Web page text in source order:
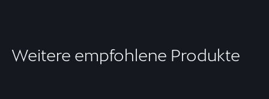
Weitere empfohlene Produkte